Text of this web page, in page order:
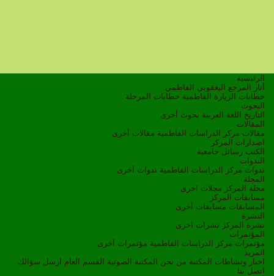
الرئيسية
أثار المرجع اليعقوبي الفاطمي
خطابات الزيارة الفاطمية خطابات المرحلة
البحوث
التاريخ
اللغة العربية بحوث أخرى
المقالات
مقالات مركز الدراسات الفاطمية مقالات أخرى
اصدارات المركز
الكتب رسائل جامعية
الندوات
ندوات مركز الدراسات الفاطمية ندوات أخرى
المجلة
مجلة المركز مجلات اخرى
مسابقات المركز
المسابقات مسابقات أخرى
النشرة
نشرة المركز نشرات اخرى
المؤتمرات
مؤتمرات مركز الدراسات الفاطمية مؤتمرات أخرى
المزيد
اخبار ونشاطات
المكتبة من نحن المكتبة الصوتية القسم العام ارسل سؤالك
اتصل بنا